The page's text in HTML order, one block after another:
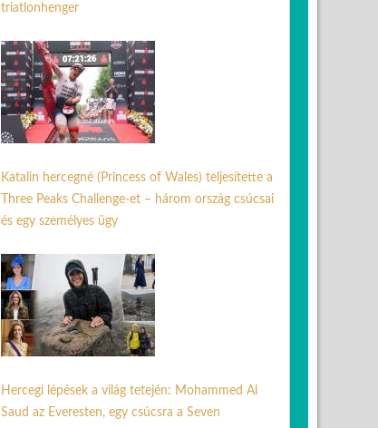
triatlonhenger
Katalin hercegné (Princess of Wales) teljesítette a
Three Peaks Challenge-et – három ország csúcsai
és egy személyes ügy
Hercegi lépések a világ tetején: Mohammed Al
Saud az Everesten, egy csúcsra a Seven